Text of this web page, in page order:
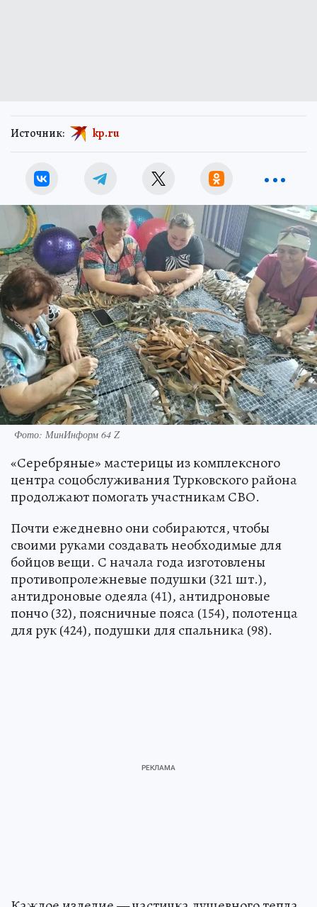
Источник: kp.ru
Фото: МинИнформ 64 Z
«Серебряные» мастерицы из комплексного
центра соцобслуживания Турковского района
продолжают помогать участникам СВО.
Почти ежедневно они собираются, чтобы
своими руками создавать необходимые для
бойцов вещи. С начала года изготовлены
противопролежневые подушки (321 шт.),
антидроновые одеяла (41), антидроновые
пончо (32), поясничные пояса (154), полотенца
для рук (424), подушки для спальника (98).